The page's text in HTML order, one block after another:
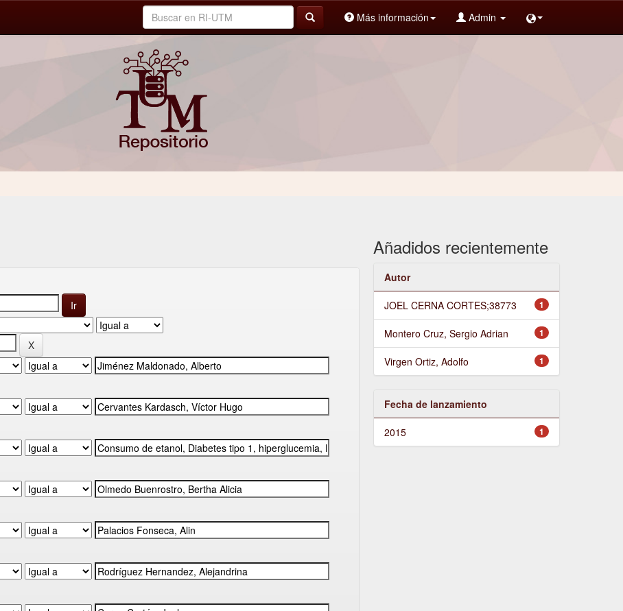
Más información Admin
Añadidos recientemente
Autor
1
JOEL CERNA CORTES;38773
1
Montero Cruz, Sergio Adrian
1
Virgen Ortiz, Adolfo
Fecha de lanzamiento
1
2015